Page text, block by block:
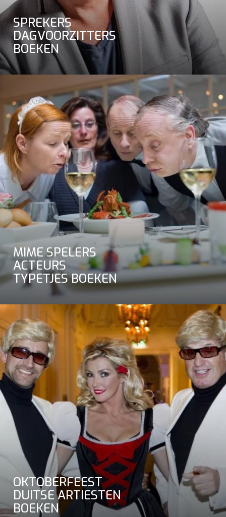
SPREKERS
DAGVOORZITTERS
BOEKEN
MIME SPELERS
ACTEURS
TYPETJES BOEKEN
OKTOBERFEEST
DUITSE ARTIESTEN
BOEKEN